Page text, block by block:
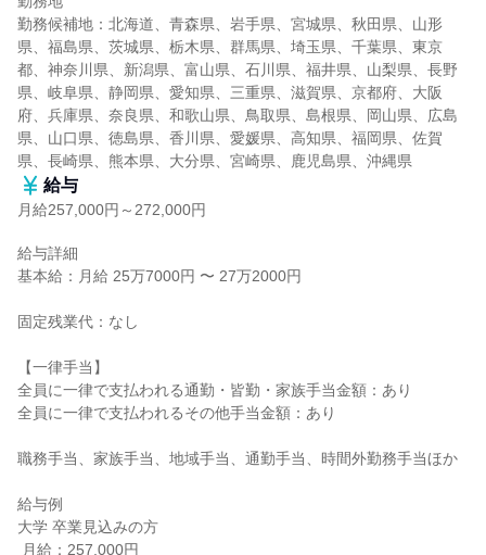
勤務候補地：北海道、青森県、岩手県、宮城県、秋田県、山形
県、福島県、茨城県、栃木県、群馬県、埼玉県、千葉県、東京
都、神奈川県、新潟県、富山県、石川県、福井県、山梨県、長野
県、岐阜県、静岡県、愛知県、三重県、滋賀県、京都府、大阪
府、兵庫県、奈良県、和歌山県、鳥取県、島根県、岡山県、広島
県、山口県、徳島県、香川県、愛媛県、高知県、福岡県、佐賀
県、長崎県、熊本県、大分県、宮崎県、鹿児島県、沖縄県
給与
月給257,000円～272,000円
給与詳細
基本給：月給 25万7000円 〜 27万2000円
固定残業代：なし
【一律手当】
全員に一律で支払われる通勤・皆勤・家族手当金額：あり
全員に一律で支払われるその他手当金額：あり
職務手当、家族手当、地域手当、通勤手当、時間外勤務手当ほか
給与例
大学 卒業見込みの方